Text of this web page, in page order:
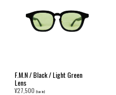
F.M.N / Black / Light Green
Lens
¥27,500 (tax in)